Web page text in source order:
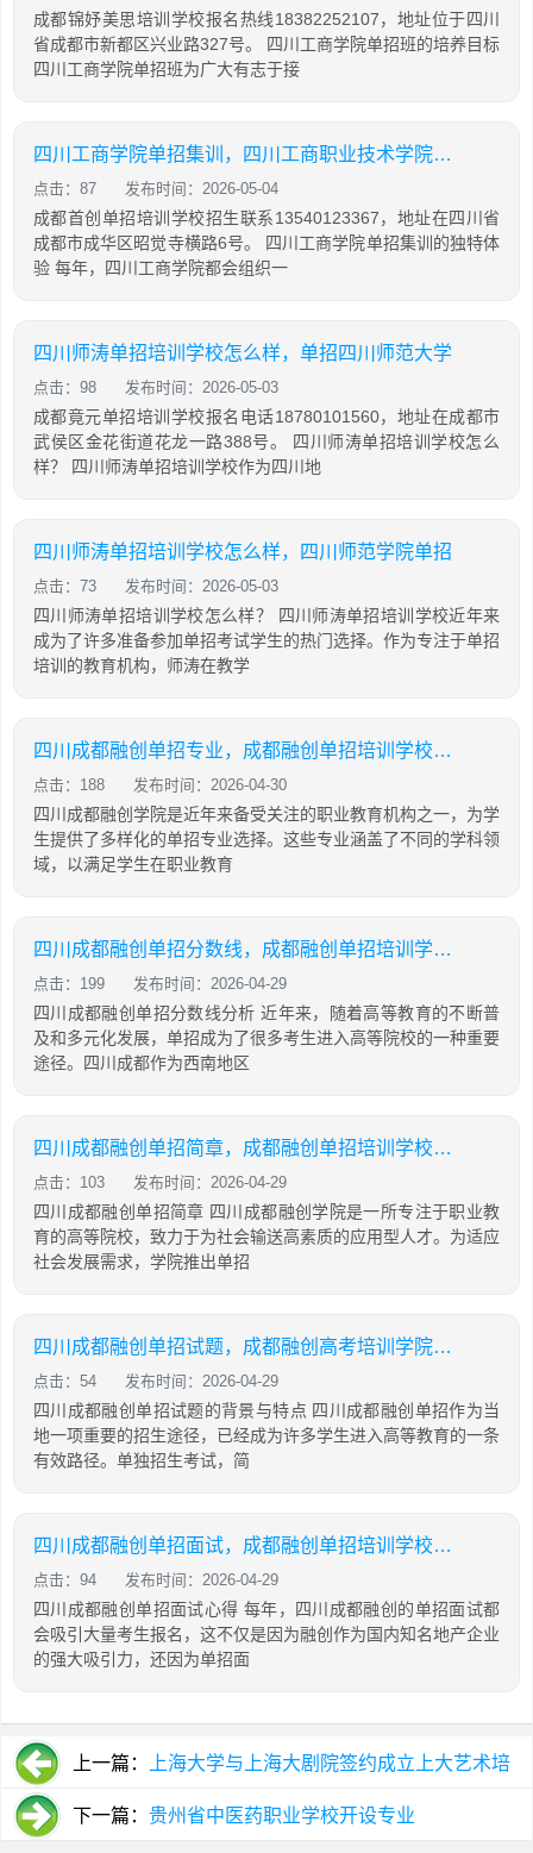
成都锦妤美思培训学校报名热线18382252107，地址位于四川
省成都市新都区兴业路327号。 四川工商学院单招班的培养目标
四川工商学院单招班为广大有志于接
四川工商学院单招集训，四川工商职业技术学院2021单招考试大纲
点击：87 发布时间：2026-05-04
成都首创单招培训学校招生联系13540123367，地址在四川省
成都市成华区昭觉寺横路6号。 四川工商学院单招集训的独特体
验 每年，四川工商学院都会组织一
四川师涛单招培训学校怎么样，单招四川师范大学
点击：98 发布时间：2026-05-03
成都竟元单招培训学校报名电话18780101560，地址在成都市
武侯区金花街道花龙一路388号。 四川师涛单招培训学校怎么
样？ 四川师涛单招培训学校作为四川地
四川师涛单招培训学校怎么样，四川师范学院单招
点击：73 发布时间：2026-05-03
四川师涛单招培训学校怎么样？ 四川师涛单招培训学校近年来
成为了许多准备参加单招考试学生的热门选择。作为专注于单招
培训的教育机构，师涛在教学
四川成都融创单招专业，成都融创单招培训学校怎么样
点击：188 发布时间：2026-04-30
四川成都融创学院是近年来备受关注的职业教育机构之一，为学
生提供了多样化的单招专业选择。这些专业涵盖了不同的学科领
域，以满足学生在职业教育
四川成都融创单招分数线，成都融创单招培训学校怎么样
点击：199 发布时间：2026-04-29
四川成都融创单招分数线分析 近年来，随着高等教育的不断普
及和多元化发展，单招成为了很多考生进入高等院校的一种重要
途径。四川成都作为西南地区
四川成都融创单招简章，成都融创单招培训学校怎么样
点击：103 发布时间：2026-04-29
四川成都融创单招简章 四川成都融创学院是一所专注于职业教
育的高等院校，致力于为社会输送高素质的应用型人才。为适应
社会发展需求，学院推出单招
四川成都融创单招试题，成都融创高考培训学院怎么样
点击：54 发布时间：2026-04-29
四川成都融创单招试题的背景与特点 四川成都融创单招作为当
地一项重要的招生途径，已经成为许多学生进入高等教育的一条
有效路径。单独招生考试，简
四川成都融创单招面试，成都融创单招培训学校怎么样
点击：94 发布时间：2026-04-29
四川成都融创单招面试心得 每年，四川成都融创的单招面试都
会吸引大量考生报名，这不仅是因为融创作为国内知名地产企业
的强大吸引力，还因为单招面
上一篇： 上海大学与上海大剧院签约成立上大艺术培
训基地 下一篇： 贵州省中医药职业学校开设专业